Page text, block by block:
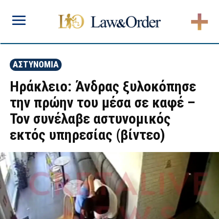
ΑΣΤΥΝΟΜΙΑ
Ηράκλειο: Άνδρας ξυλοκόπησε
την πρώην του μέσα σε καφέ –
Τον συνέλαβε αστυνομικός
εκτός υπηρεσίας (βίντεο)